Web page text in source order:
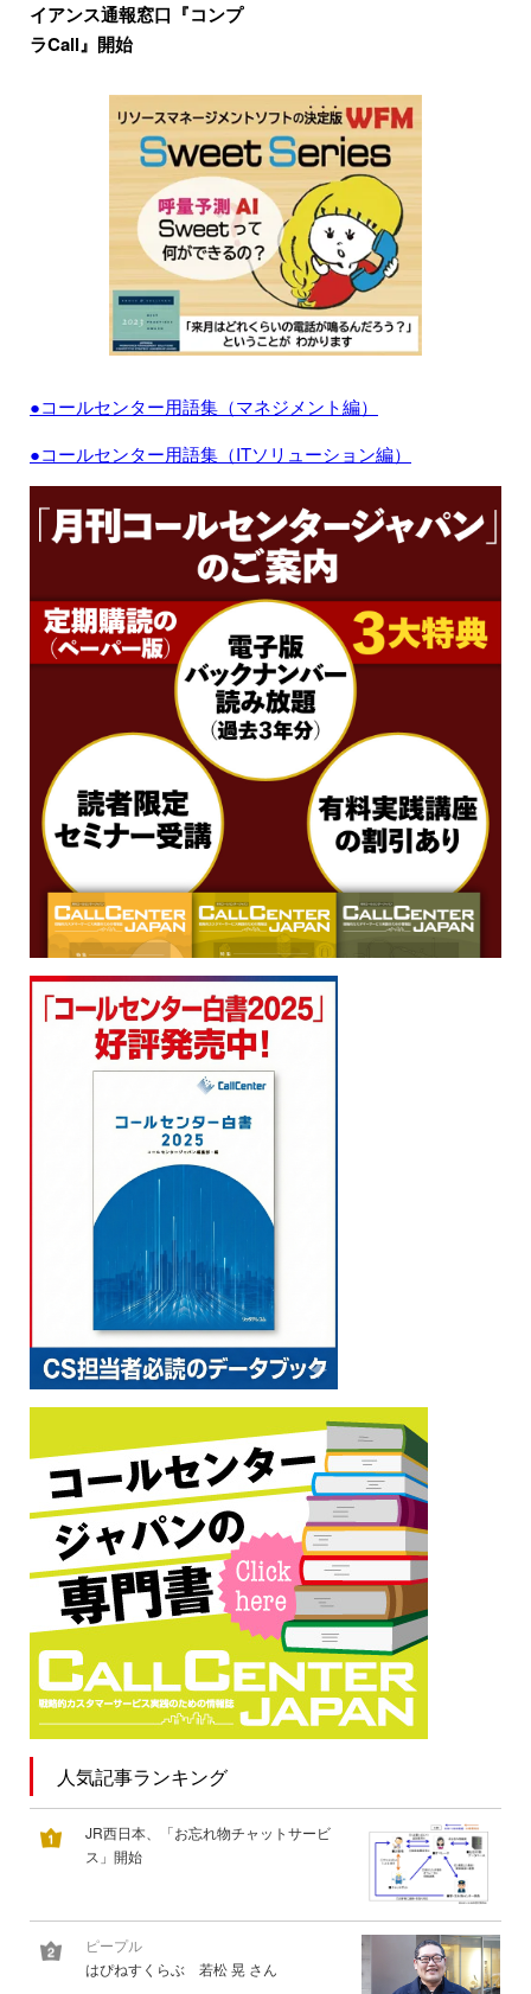
イアンス通報窓口『コンプ
ラCall』開始
●コールセンター用語集（マネジメント編）
●コールセンター用語集（ITソリューション編）
人気記事ランキング
JR西日本、「お忘れ物チャットサービ
ス」開始
ピープル
はぴねすくらぶ 若松 晃 さん